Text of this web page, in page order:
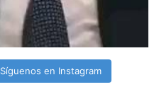
Síguenos en Instagram